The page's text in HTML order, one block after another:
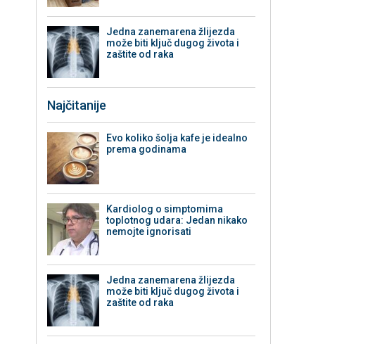
Jedna zanemarena žlijezda
može biti ključ dugog života i
zaštite od raka
Najčitanije
Evo koliko šolja kafe je idealno
prema godinama
Kardiolog o simptomima
toplotnog udara: Jedan nikako
nemojte ignorisati
Jedna zanemarena žlijezda
može biti ključ dugog života i
zaštite od raka